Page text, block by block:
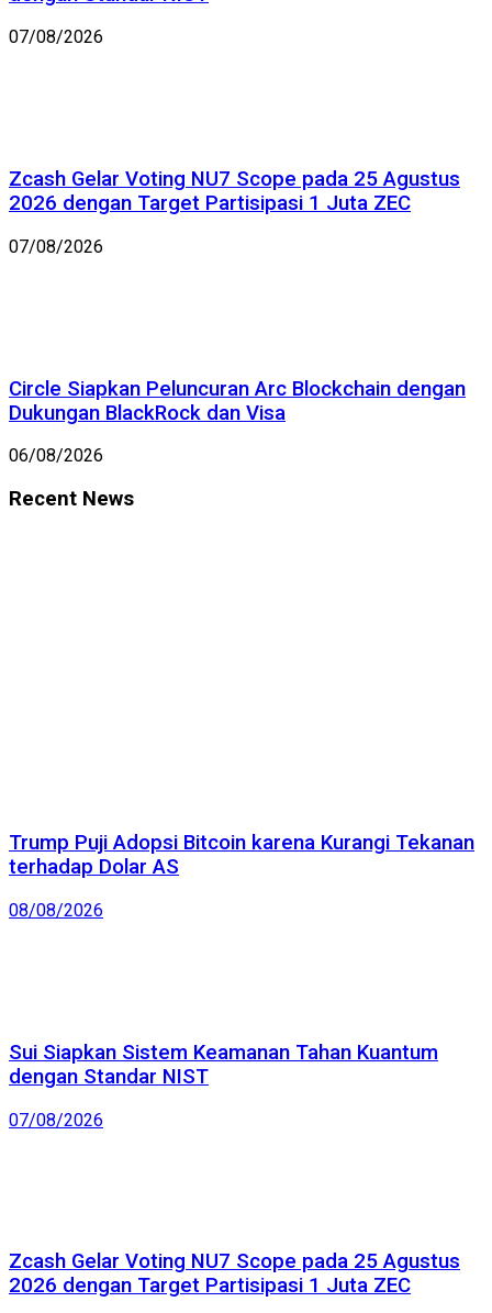
07/08/2026
Zcash Gelar Voting NU7 Scope pada 25 Agustus
2026 dengan Target Partisipasi 1 Juta ZEC
07/08/2026
Circle Siapkan Peluncuran Arc Blockchain dengan
Dukungan BlackRock dan Visa
06/08/2026
Recent News
Trump Puji Adopsi Bitcoin karena Kurangi Tekanan
terhadap Dolar AS
08/08/2026
Sui Siapkan Sistem Keamanan Tahan Kuantum
dengan Standar NIST
07/08/2026
Zcash Gelar Voting NU7 Scope pada 25 Agustus
2026 dengan Target Partisipasi 1 Juta ZEC